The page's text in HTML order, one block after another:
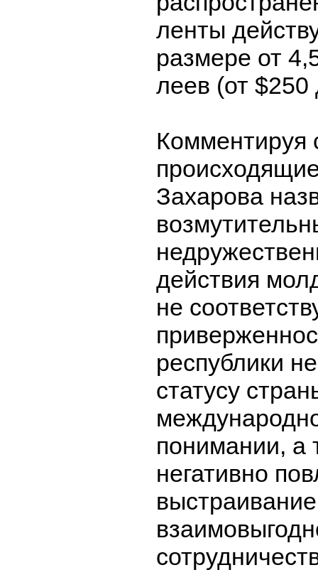
ленты
размере от
леев (от $250
Комментируя
Захарова
действия
не
республики
статусу
понимании, а
негативно
выстраивание